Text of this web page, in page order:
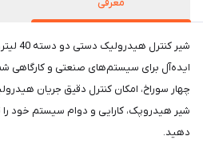
معرفی
شیر
چهار سوراخ، امکان کنترل دقیق جریان
شیر هیدروپک، کارایی و دوام سیستم خود را
دهید.